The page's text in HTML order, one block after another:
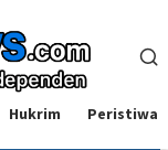
Hukrim Peristiwa